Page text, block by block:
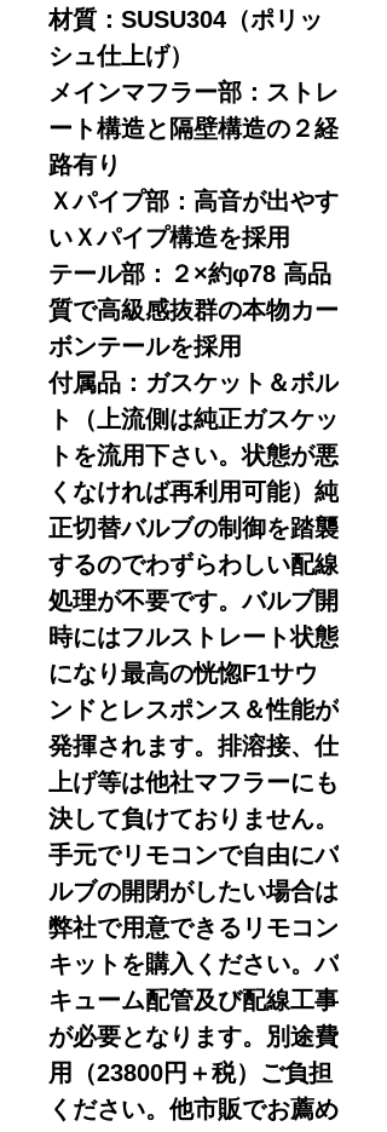
材質：SUSU304（ポリッ
シュ仕上げ）
メインマフラー部：ストレ
ート構造と隔壁構造の２経
路有り
Ｘパイプ部：高音が出やす
いＸパイプ構造を採用
テール部：２×約φ78 高品
質で高級感抜群の本物カー
ボンテールを採用
付属品：ガスケット＆ボル
ト（上流側は純正ガスケッ
トを流用下さい。状態が悪
くなければ再利用可能）純
正切替バルブの制御を踏襲
するのでわずらわしい配線
処理が不要です。バルブ開
時にはフルストレート状態
になり最高の恍惚F1サウ
ンドとレスポンス＆性能が
発揮されます。排溶接、仕
上げ等は他社マフラーにも
決して負けておりません。
手元でリモコンで自由にバ
ルブの開閉がしたい場合は
弊社で用意できるリモコン
キットを購入ください。バ
キューム配管及び配線工事
が必要となります。別途費
用（23800円＋税）ご負担
ください。他市販でお薦め